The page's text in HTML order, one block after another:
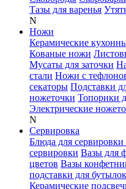
Тазы для варенья
N
Ножи
Керамические
Кованые ножи
Мусаты для заточки
стали Ножи с
секаторы Подставки
ножеточки Топорики
Электрические
N
Сервировка
Блюда для сервировки
сервировки Вазы для
цветов Вазы
подставки для бутылок
Керамические